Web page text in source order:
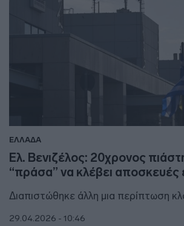
ΕΛΛΑΔΑ
Ελ. Βενιζέλος: 20χρονος
“πράσα” να κλέβει αποσκευές
Διαπιστώθηκε άλλη μια περίπτωση
29.04.2026 - 10:46